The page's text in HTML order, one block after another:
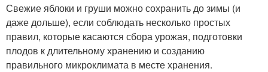
Свежие яблоки и груши можно сохранить до зимы (и
даже дольше), если соблюдать несколько простых
правил, которые касаются сбора урожая, подготовки
плодов к длительному хранению и созданию
правильного микроклимата в месте хранения.